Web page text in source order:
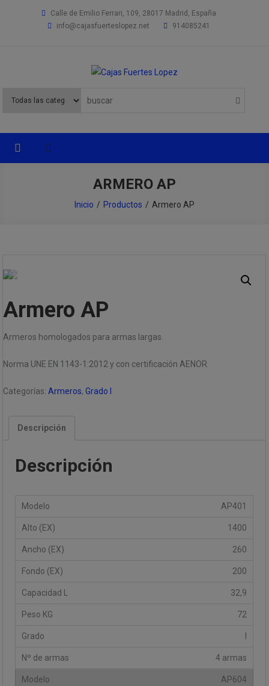
Calle de Emilio Ferrari, 109, 28017 Madrid, España
info@cajasfuerteslopez.net
914085241
ARMERO AP
Inicio Productos Armero AP
Armero AP
Armeros homologados para armas largas.
Norma UNE EN 1143-1:2012 y con certificación AENOR.
Categorías:Armeros,Grado I
Descripción
Descripción
AP401
1400
260
200
32,9
72
4 armas
AP604